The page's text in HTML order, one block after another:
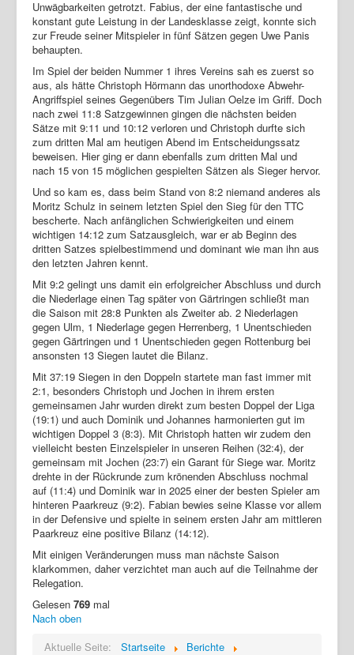
Unwägbarkeiten getrotzt. Fabius, der eine fantastische und
konstant gute Leistung in der Landesklasse zeigt, konnte sich
zur Freude seiner Mitspieler in fünf Sätzen gegen Uwe Panis
behaupten.
Im Spiel der beiden Nummer 1 ihres Vereins sah es zuerst so
aus, als hätte Christoph Hörmann das unorthodoxe Abwehr-
Angriffspiel seines Gegenübers Tim Julian Oelze im Griff. Doch
nach zwei 11:8 Satzgewinnen gingen die nächsten beiden
Sätze mit 9:11 und 10:12 verloren und Christoph durfte sich
zum dritten Mal am heutigen Abend im Entscheidungssatz
beweisen. Hier ging er dann ebenfalls zum dritten Mal und
nach 15 von 15 möglichen gespielten Sätzen als Sieger hervor.
Und so kam es, dass beim Stand von 8:2 niemand anderes als
Moritz Schulz in seinem letzten Spiel den Sieg für den TTC
bescherte. Nach anfänglichen Schwierigkeiten und einem
wichtigen 14:12 zum Satzausgleich, war er ab Beginn des
dritten Satzes spielbestimmend und dominant wie man ihn aus
den letzten Jahren kennt.
Mit 9:2 gelingt uns damit ein erfolgreicher Abschluss und durch
die Niederlage einen Tag später von Gärtringen schließt man
die Saison mit 28:8 Punkten als Zweiter ab. 2 Niederlagen
gegen Ulm, 1 Niederlage gegen Herrenberg, 1 Unentschieden
gegen Gärtringen und 1 Unentschieden gegen Rottenburg bei
ansonsten 13 Siegen lautet die Bilanz.
Mit 37:19 Siegen in den Doppeln startete man fast immer mit
2:1, besonders Christoph und Jochen in ihrem ersten
gemeinsamen Jahr wurden direkt zum besten Doppel der Liga
(19:1) und auch Dominik und Johannes harmonierten gut im
wichtigen Doppel 3 (8:3). Mit Christoph hatten wir zudem den
vielleicht besten Einzelspieler in unseren Reihen (32:4), der
gemeinsam mit Jochen (23:7) ein Garant für Siege war. Moritz
drehte in der Rückrunde zum krönenden Abschluss nochmal
auf (11:4) und Dominik war in 2025 einer der besten Spieler am
hinteren Paarkreuz (9:2). Fabian bewies seine Klasse vor allem
in der Defensive und spielte in seinem ersten Jahr am mittleren
Paarkreuz eine positive Bilanz (14:12).
Mit einigen Veränderungen muss man nächste Saison
klarkommen, daher verzichtet man auch auf die Teilnahme der
Relegation.
Gelesen 769 mal
Nach oben
Aktuelle Seite:
Startseite
Berichte